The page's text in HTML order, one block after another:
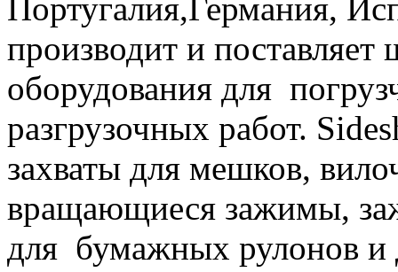
Португалия,Германия,
производит и
оборудования для
разгрузочных работ.
захваты для мешков,
вращающиеся зажимы,
для бумажных рулонов и